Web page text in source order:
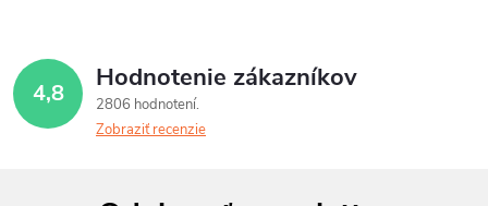
4,8 Hodnotenie zákazníkov
2806 hodnotení
Zobraziť recenzie